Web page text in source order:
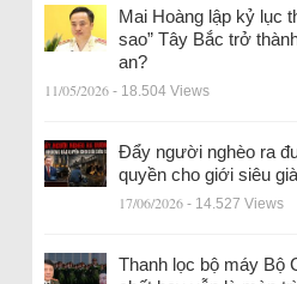
Mai Hoàng lập kỷ lục
sao” Tây Bắc trở
an?
11/05/2026 - 18.504 Views
Đẩy người nghèo ra
quyền cho giới siêu
17/06/2026 - 14.527 Views
Thanh lọc bộ máy Bộ